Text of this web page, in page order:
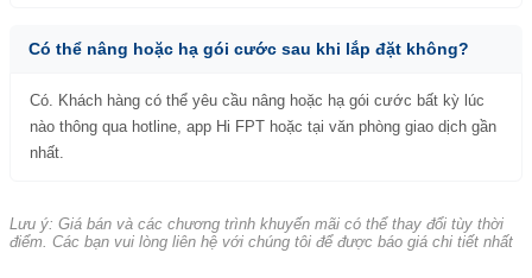
Có thể nâng hoặc hạ gói cước sau khi lắp đặt không?
Có. Khách hàng có thể yêu cầu nâng hoặc hạ gói cước bất kỳ lúc
nào thông qua hotline, app Hi FPT hoặc tại văn phòng giao dịch gần
nhất.
Lưu ý: Giá bán và các chương trình khuyến mãi có thể thay đổi tùy thời
điểm. Các bạn vui lòng liên hệ với chúng tôi để được báo giá chi tiết nhất